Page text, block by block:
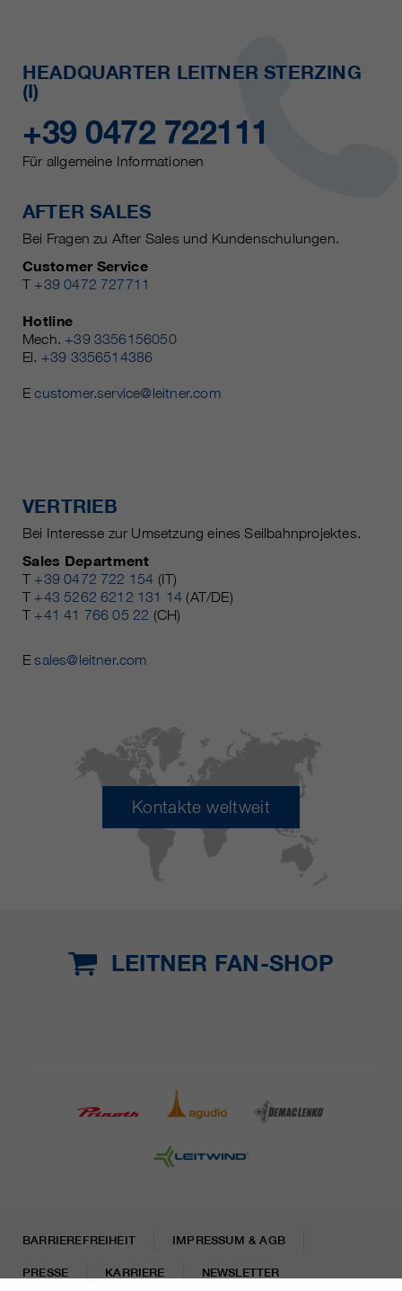
HEADQUARTER LEITNER STERZING
(I)
+39 0472 722111
Für allgemeine Informationen
AFTER SALES
Bei Fragen zu After Sales und Kundenschulungen.
Customer Service
T +39 0472 727711
Hotline
Mech. +39 3356156050
El. +39 3356514386
Ecustomer.service@leitner.com
VERTRIEB
Bei Interesse zur Umsetzung eines Seilbahnprojektes.
Sales Department
T +39 0472 722 154 (IT)
T +43 5262 6212 131 14 (AT/DE)
T +41 41 766 05 22 (CH)
Esales@leitner.com
Kontakte weltweit
LEITNER FAN-SHOP
BARRIEREFREIHEIT IMPRESSUM & AGB
PRESSE KARRIERE NEWSLETTER